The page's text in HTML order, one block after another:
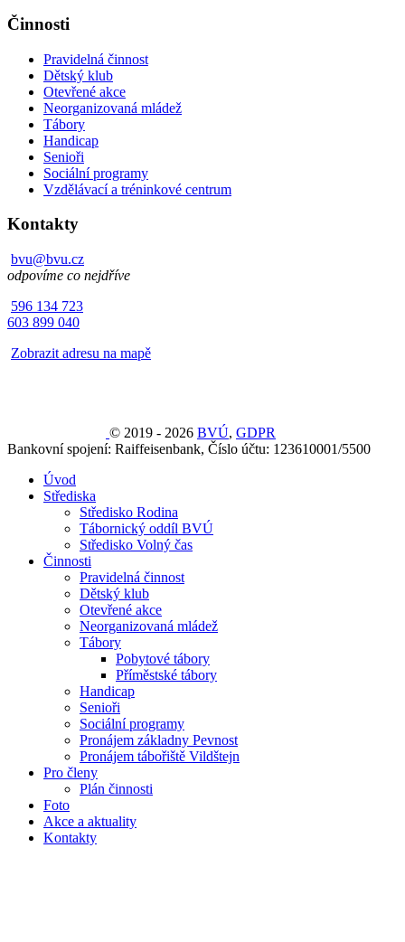
Činnosti
Pravidelná činnost
Dětský klub
Otevřené akce
Neorganizovaná mládež
Tábory
Handicap
Senioři
Sociální programy
Vzdělávací a tréninkové centrum
Kontakty
bvu@bvu.cz
odpovíme co nejdříve
596 134 723
603 899 040
Zobrazit adresu na mapě
© 2019 - 2026 BVÚ, GDPR
Bankovní spojení: Raiffeisenbank, Číslo účtu: 123610001/5500
Úvod
Střediska
Středisko Rodina
Tábornický oddíl BVÚ
Středisko Volný čas
Činnosti
Pravidelná činnost
Dětský klub
Otevřené akce
Neorganizovaná mládež
Tábory
Pobytové tábory
Příměstské tábory
Handicap
Senioři
Sociální programy
Pronájem základny Pevnost
Pronájem tábořiště Vildštejn
Pro členy
Plán činnosti
Foto
Akce a aktuality
Kontakty